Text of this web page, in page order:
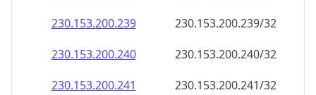
230.153.200.239
230.153.200.239/32
230.153.200.240
230.153.200.240/32
230.153.200.241
230.153.200.241/32